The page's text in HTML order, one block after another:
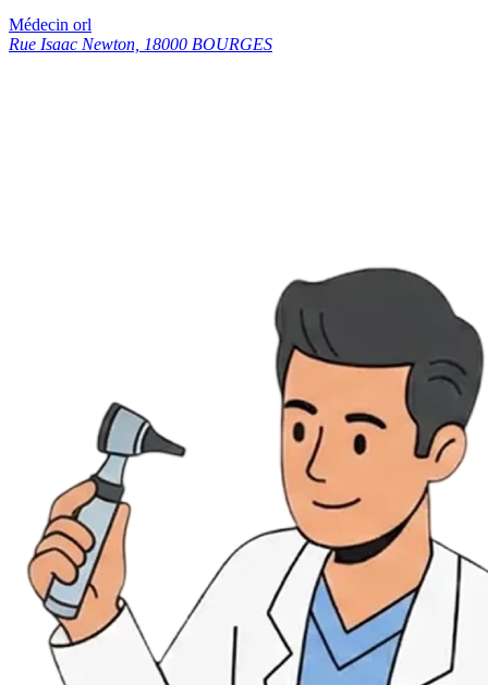
Médecin orl
Rue Isaac Newton, 18000 BOURGES